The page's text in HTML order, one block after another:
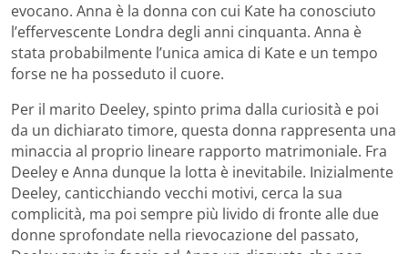
evocano. Anna è la donna con cui Kate ha conosciuto
l’effervescente Londra degli anni cinquanta. Anna è
stata probabilmente l’unica amica di Kate e un tempo
forse ne ha posseduto il cuore.
Per il marito Deeley, spinto prima dalla curiosità e poi
da un dichiarato timore, questa donna rappresenta una
minaccia al proprio lineare rapporto matrimoniale. Fra
Deeley e Anna dunque la lotta è inevitabile. Inizialmente
Deeley, canticchiando vecchi motivi, cerca la sua
complicità, ma poi sempre più livido di fronte alle due
donne sprofondate nella rievocazione del passato,